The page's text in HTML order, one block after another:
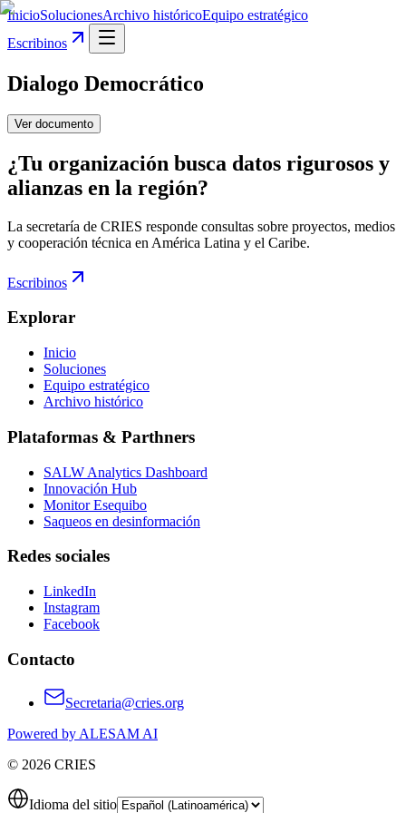
InicioSolucionesArchivo históricoEquipo estratégico
Escribinos
Dialogo Democrático
Ver documento
¿Tu organización busca datos rigurosos y
alianzas en la región?
La secretaría de CRIES responde consultas sobre proyectos, medios
y cooperación técnica en América Latina y el Caribe.
Escribinos
Explorar
Inicio
Soluciones
Equipo estratégico
Archivo histórico
Plataformas & Parthners
SALW Analytics Dashboard
Innovación Hub
Monitor Esequibo
Saqueos en desinformación
Redes sociales
LinkedIn
Instagram
Facebook
Contacto
Secretaria@cries.org
Powered by ALESAM AI
© 2026 CRIES
Idioma del sitio